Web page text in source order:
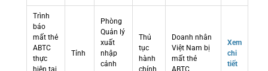
Trình
báo
mất thẻ
ABTC
thực
hiện tại
Tỉnh
Phòng
Quản lý
xuất
nhập
cảnh
Thủ
tục
hành
chính
Doanh nhân
Việt Nam bị
mất thẻ
ABTC
Xem
chi
tiết